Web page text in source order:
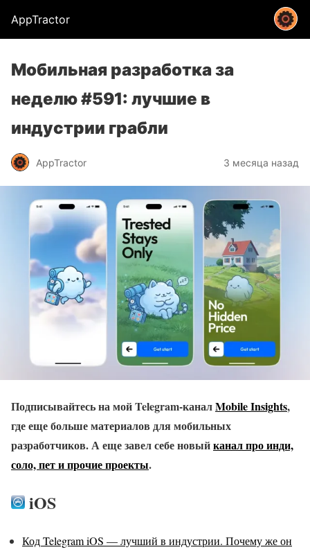
AppTractor
Мобильная разработка за
неделю #591: лучшие в
индустрии грабли
AppTractor 3 месяца назад
Подписывайтесь на мой Telegram-каналMobile Insights,
где еще больше материалов для мобильных
разработчиков. А еще завел себе новыйканал про инди,
соло, пет и прочие проекты.
iOS
Код Telegram iOS — лучший в индустрии. Почему же он